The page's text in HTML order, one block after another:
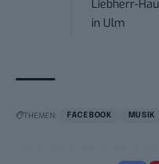
Liebherr-
in Ulm
THEMEN: FACEBOOK MUSIK